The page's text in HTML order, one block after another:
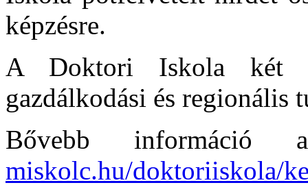
képzésre.
A Doktori Iskola két
gazdálkodási és regionális
Bővebb
miskolc.hu/doktoriiskola/